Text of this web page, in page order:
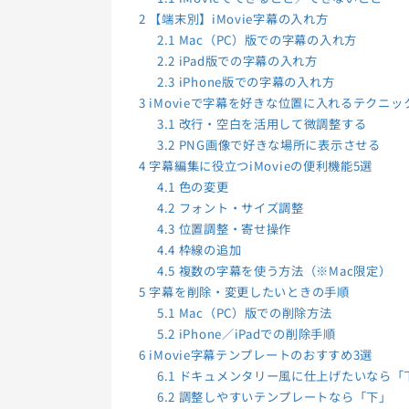
2 【端末別】iMovie字幕の入れ方
2.1 Mac（PC）版での字幕の入れ方
2.2 iPad版での字幕の入れ方
2.3 iPhone版での字幕の入れ方
3 iMovieで字幕を好きな位置に入れるテクニッ
3.1 改行・空白を活用して微調整する
3.2 PNG画像で好きな場所に表示させる
4 字幕編集に役立つiMovieの便利機能5選
4.1 色の変更
4.2 フォント・サイズ調整
4.3 位置調整・寄せ操作
4.4 枠線の追加
4.5 複数の字幕を使う方法（※Mac限定）
5 字幕を削除・変更したいときの手順
5.1 Mac（PC）版での削除方法
5.2 iPhone／iPadでの削除手順
6 iMovie字幕テンプレートのおすすめ3選
6.1 ドキュメンタリー風に仕上げたいなら「
6.2 調整しやすいテンプレートなら「下」